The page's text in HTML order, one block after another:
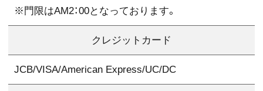
※門限はAM2：00となっております。
クレジットカード
JCB/VISA/American Express/UC/DC